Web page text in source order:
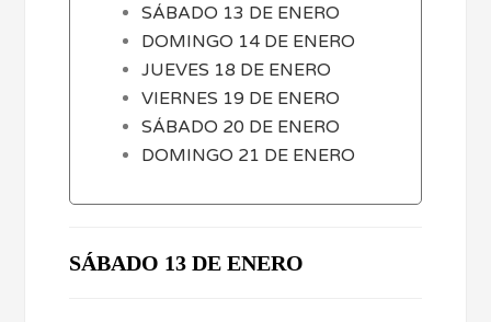
SÁBADO 13 DE ENERO
DOMINGO 14 DE ENERO
JUEVES 18 DE ENERO
VIERNES 19 DE ENERO
SÁBADO 20 DE ENERO
DOMINGO 21 DE ENERO
SÁBADO 13 DE ENERO